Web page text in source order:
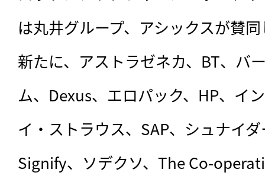
は丸井グループ、アシックスが賛
新たに、アストラゼネカ、BT、バ
ム、Dexus、エロパック、HP、イ
イ・ストラウス、SAP、シュナイ
Signify、ソデクソ、The Co-